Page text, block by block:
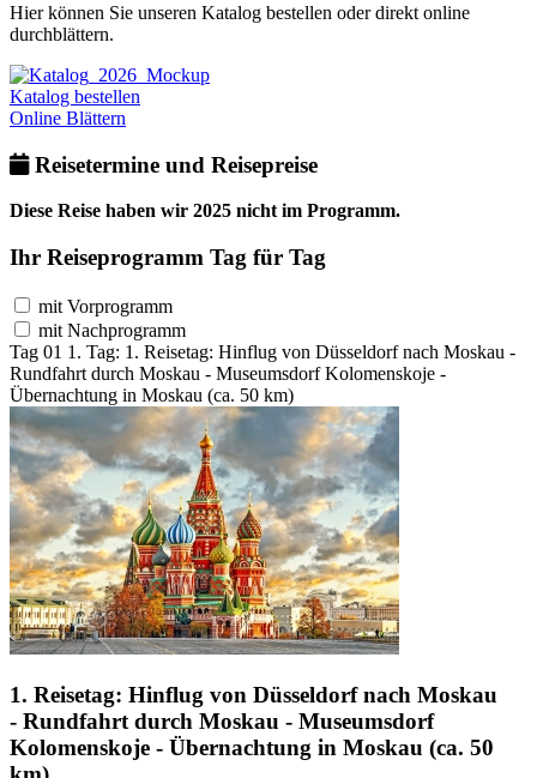
Hier können Sie unseren Katalog bestellen oder direkt online
durchblättern.
Katalog bestellen
Online Blättern
Reisetermine und Reisepreise
Diese Reise haben wir 2025 nicht im Programm.
Ihr Reiseprogramm Tag für Tag
mit Vorprogramm
mit Nachprogramm
Tag 01 1. Tag: 1. Reisetag: Hinflug von Düsseldorf nach Moskau -
Rundfahrt durch Moskau - Museumsdorf Kolomenskoje -
Übernachtung in Moskau (ca. 50 km)
1. Reisetag: Hinflug von Düsseldorf nach Moskau
- Rundfahrt durch Moskau - Museumsdorf
Kolomenskoje - Übernachtung in Moskau (ca. 50